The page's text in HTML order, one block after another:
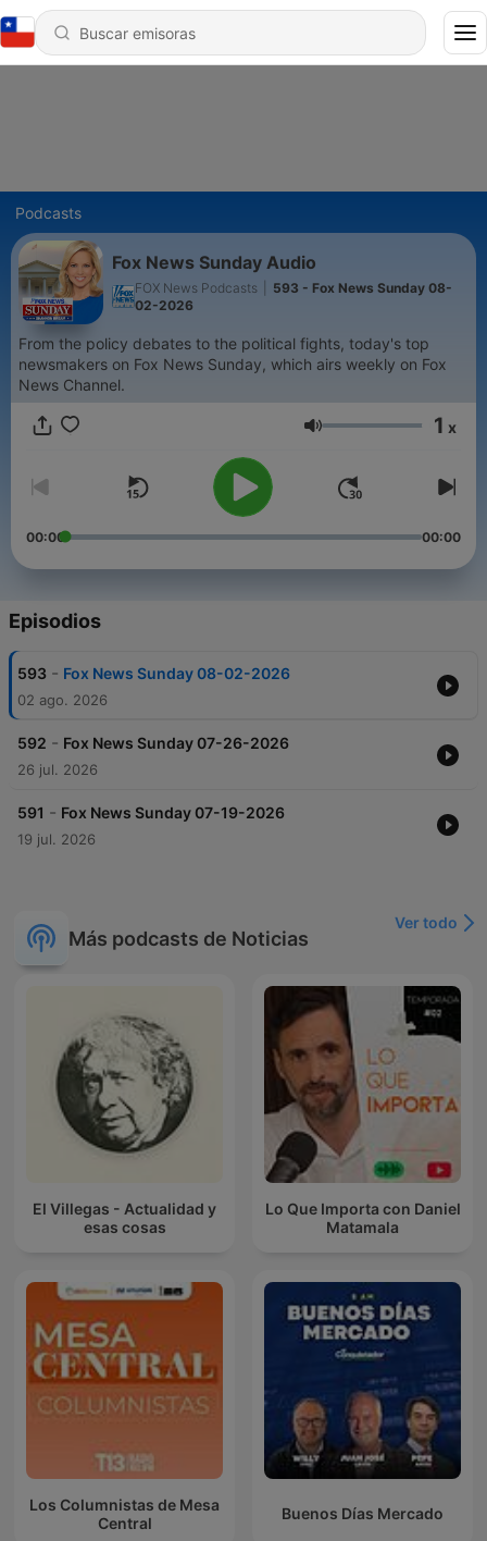
Podcasts
Fox News Sunday Audio
FOX News Podcasts
593 - Fox News Sunday 08-
02-2026
From the policy debates to the political fights, today's top
newsmakers on Fox News Sunday, which airs weekly on Fox
News Channel.
Volumen 1 x
00:00 00:00
Episodios
593 - Fox News Sunday 08-02-2026
02 ago. 2026
592 - Fox News Sunday 07-26-2026
26 jul. 2026
591 - Fox News Sunday 07-19-2026
19 jul. 2026
Más podcasts de Noticias
Ver todo
El Villegas - Actualidad y
esas cosas
Lo Que Importa con Daniel
Matamala
Los Columnistas de Mesa
Central
Buenos Días Mercado